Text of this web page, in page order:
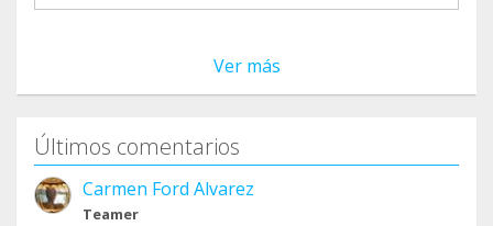
Ver más
Últimos comentarios
Carmen Ford Alvarez
Teamer